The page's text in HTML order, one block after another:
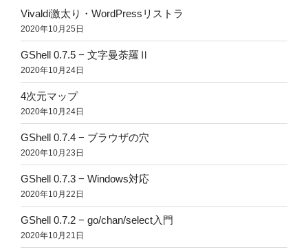
Vivaldi激太り・WordPressリストラ
2020年10月25日
GShell 0.7.5 − 文字曼荼羅Ⅱ
2020年10月24日
4次元マップ
2020年10月24日
GShell 0.7.4 − ブラウザの穴
2020年10月23日
GShell 0.7.3 − Windows対応
2020年10月22日
GShell 0.7.2 − go/chan/select入門
2020年10月21日